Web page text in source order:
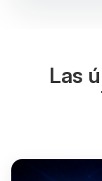
Las